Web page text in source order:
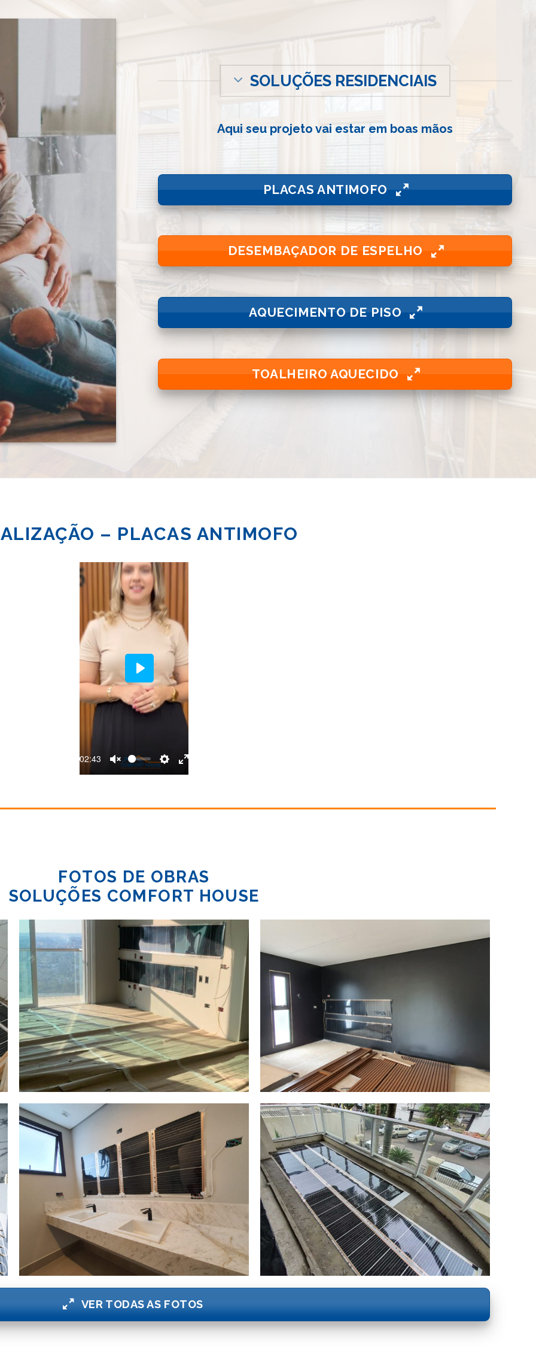
SOLUÇÕES RESIDENCIAIS
Aqui seu projeto vai estar em boas mãos
PLACAS ANTIMOFO
DESEMBAÇADOR DE ESPELHO
AQUECIMENTO DE PISO
TOALHEIRO AQUECIDO
– PLACAS ANTIMOFO
-02:43
PLAY
FOTOS DE OBRAS
SOLUÇÕES COMFORT HOUSE
VER TODAS AS FOTOS